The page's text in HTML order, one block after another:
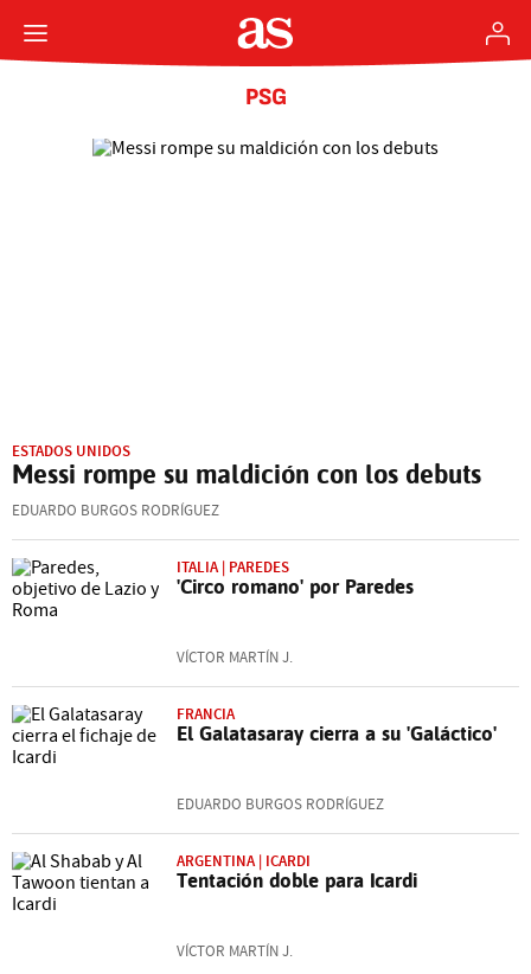
PSG
ESTADOS UNIDOS
Messi rompe su maldición con los debuts
EDUARDO BURGOS RODRÍGUEZ
ITALIA | PAREDES
'Circo romano' por Paredes
VÍCTOR MARTÍN J.
FRANCIA
El Galatasaray cierra a su 'Galáctico'
EDUARDO BURGOS RODRÍGUEZ
ARGENTINA | ICARDI
Tentación doble para Icardi
VÍCTOR MARTÍN J.